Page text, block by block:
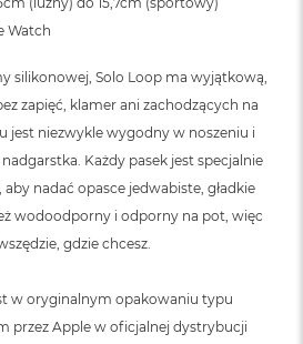
Watch
silikonowej, Solo Loop ma wyjątkową,
zapięć, klamer ani zachodzących na
jest niezwykle wygodny w noszeniu i
nadgarstka. Każdy pasek jest specjalnie
nadać opasce jedwabiste, gładkie
wodoodporny i odporny na pot, więc
gdzie chcesz.
w oryginalnym opakowaniu typu
przez Apple w oficjalnej dystrybucji